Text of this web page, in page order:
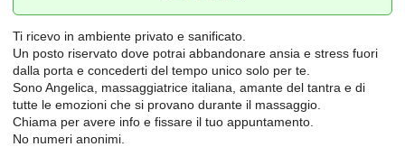
Ti ricevo in ambiente privato e sanificato.
Un posto riservato dove potrai abbandonare ansia e stress fuori
dalla porta e concederti del tempo unico solo per te.
Sono Angelica, massaggiatrice italiana, amante del tantra e di
tutte le emozioni che si provano durante il massaggio.
Chiama per avere info e fissare il tuo appuntamento.
No numeri anonimi.